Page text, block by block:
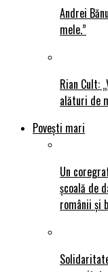
Andrei
mele.”
Rian Cult:
alături de
Povești mari
Un
școală de
românii și